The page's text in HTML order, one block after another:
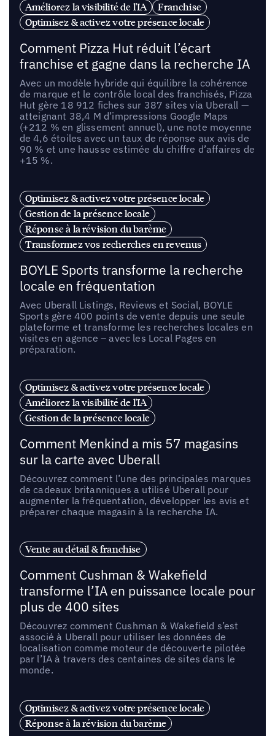
Améliorez la visibilité de l'IA
Franchise
Optimisez & activez votre présence locale
Comment Pizza Hut réduit l’écart
franchise et gagne dans la recherche IA
Avec un modèle hybride qui équilibre la cohérence
de marque et le contrôle local des franchisés, Pizza
Hut gère 18 912 fiches sur 387 sites via Uberall —
atteignant 38,4 M d’impressions Google Maps
(+212 % en glissement annuel), une note moyenne
de 4,6 étoiles avec un taux de réponse aux avis de
90 % et une hausse estimée du chiffre d’affaires de
+15 %.
Optimisez & activez votre présence locale
Gestion de la présence locale
Réponse à la révision du barème
Transformez vos recherches en revenus
BOYLE Sports transforme la recherche
locale en fréquentation
Avec Uberall Listings, Reviews et Social, BOYLE
Sports gère 400 points de vente depuis une seule
plateforme et transforme les recherches locales en
visites en agence – avec les Local Pages en
préparation.
Optimisez & activez votre présence locale
Améliorez la visibilité de l'IA
Gestion de la présence locale
Comment Menkind a mis 57 magasins
sur la carte avec Uberall
Découvrez comment l’une des principales marques
de cadeaux britanniques a utilisé Uberall pour
augmenter la fréquentation, développer les avis et
préparer chaque magasin à la recherche IA.
Vente au détail & franchise
Comment Cushman & Wakefield
transforme l’IA en puissance locale pour
plus de 400 sites
Découvrez comment Cushman & Wakefield s’est
associé à Uberall pour utiliser les données de
localisation comme moteur de découverte pilotée
par l’IA à travers des centaines de sites dans le
monde.
Optimisez & activez votre présence locale
Réponse à la révision du barème